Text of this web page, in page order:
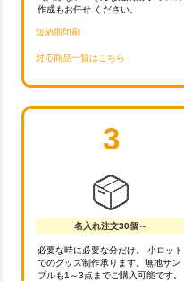
作成もお任せ ください。
短納期印刷
対応商品一覧はこちら
3
名入れ注文30個～
必要な時に必要な分だけ。 小ロット
でのグッズ制作承ります。無地サン
プルも1～3点までご購入可能です。